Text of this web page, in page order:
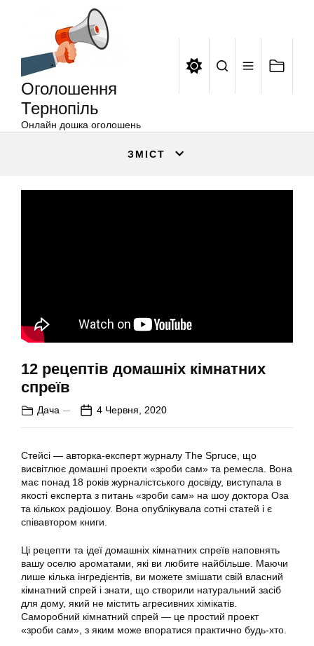
Оголошення
Тернопіль
Онлайн дошка оголошень
ЗМІСТ
12 рецептів домашніх кімнатних
спреїв
Дача 4 Червня, 2020
Стейсі — авторка-експерт журналу The Spruce, що
висвітлює домашні проекти «зроби сам» та ремесла. Вона
має понад 18 років журналістського досвіду, виступала в
якості експерта з питань «зроби сам» на шоу доктора Оза
та кількох радіошоу. Вона опублікувала сотні статей і є
співавтором книги.
Ці рецепти та ідеї домашніх кімнатних спреїв наповнять
вашу оселю ароматами, які ви любите найбільше. Маючи
лише кілька інгредієнтів, ви можете змішати свій власний
кімнатний спрей і знати, що створили натуральний засіб
для дому, який не містить агресивних хімікатів.
Саморобний кімнатний спрей — це простий проект
«зроби сам», з яким може впоратися практично будь-хто.